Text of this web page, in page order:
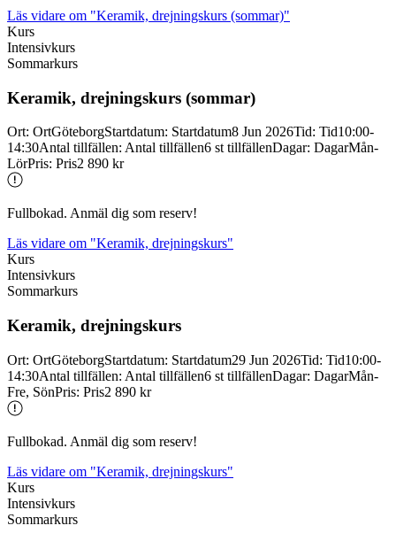
Läs vidare om "Keramik, drejningskurs (sommar)"
Kurs
Intensivkurs
Sommarkurs
Keramik, drejningskurs (sommar)
Ort: OrtGöteborgStartdatum: Startdatum8 Jun 2026Tid: Tid10:00-
14:30Antal tillfällen: Antal tillfällen6 st tillfällenDagar: DagarMån-
LörPris: Pris2 890 kr
Fullbokad. Anmäl dig som reserv!
Läs vidare om "Keramik, drejningskurs"
Kurs
Intensivkurs
Sommarkurs
Keramik, drejningskurs
Ort: OrtGöteborgStartdatum: Startdatum29 Jun 2026Tid: Tid10:00-
14:30Antal tillfällen: Antal tillfällen6 st tillfällenDagar: DagarMån-
Fre, SönPris: Pris2 890 kr
Fullbokad. Anmäl dig som reserv!
Läs vidare om "Keramik, drejningskurs"
Kurs
Intensivkurs
Sommarkurs